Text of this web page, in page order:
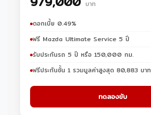
บาท
ดอกเบี้ย 0.49%
ฟรี Mazda Ultimate Service 5 ปี
รับประกันรถ 5 ปี หรือ 150,000 กม.
ฟรีประกันชั้น 1 รวมมูลค่าสูงสุด 80,883 บาท
ทดลองขับ